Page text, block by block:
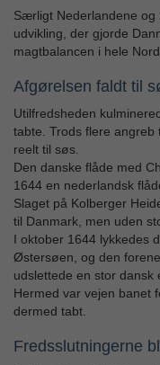
Særligt Nederlandene og
udvikling, der gjorde
magtbalancen i hele
Afgørelsen faldt til
Utilfredsheden
tabte. Trods flere angreb
reelt til søs.
Den danske flåde med
1644 en nederlandsk
Slaget på Kolberger
til Danmark, men uden
I oktober 1644 lykkedes
Østersøen, og den
udslettede en stor
Hermed var vejen banet
dermed tabt.
Fredsslutningerne